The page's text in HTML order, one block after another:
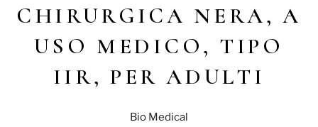
CHIRURGICA NERA, A
USO MEDICO, TIPO
IIR, PER ADULTI
Bio Medical